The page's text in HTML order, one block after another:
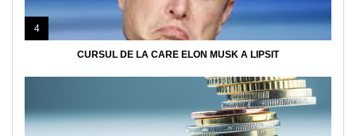
4
CURSUL DE LA CARE ELON MUSK A LIPSIT